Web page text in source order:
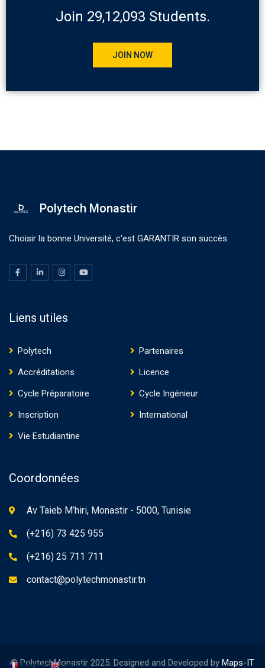
Join 29,12,093 Students.
JOIN NOW
Polytech Monastir
Choisir la bonne Université, c'est GARANTIR son succès.
Liens utiles
Polytech
Partenaires
Accréditations
Licence
Cycle Préparatoire
Cycle Ingénieur
Inscription
International
Vie Estudiantine
Coordonnées
Av Taieb M’hiri, Monastir - 5000, Tunisie
(+216) 73 425 955
(+216) 25 711 711
contact@polytechmonastir.tn
© PolytechMonastir 2025. Designed and Developed by Maps-IT
Français English